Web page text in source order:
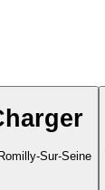
Sur-Seine